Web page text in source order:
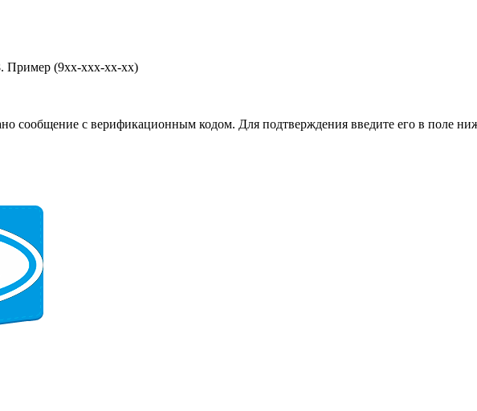
Пример (9хх-ххх-хх-хх)
сообщение с верификационным кодом. Для подтверждения введите его в поле